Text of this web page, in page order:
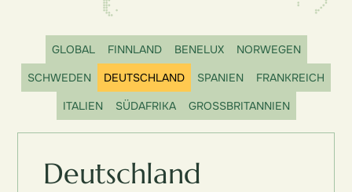
GLOBAL FINNLAND BENELUX
NORWEGEN
SCHWEDEN
DEUTSCHLAND SPANIEN
FRANKREICH
ITALIEN
SÜDAFRIKA GROSSBRITANNIEN
Deutschland